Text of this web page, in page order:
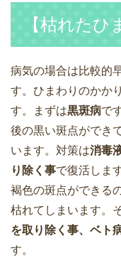
【枯れたひ
病気の場合は比較的
す。ひまわりのかか
す。まずは黒斑病で
後の黒い斑点ができ
います。対策は消毒
り除く事で復活しま
褐色の斑点ができる
枯れてしまいます。
を取り除く事、ベト
す。